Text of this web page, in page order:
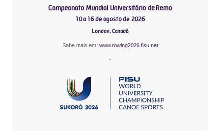
Campeonato Mundial Universitário de Remo
10 a 16 de agosto de 2026
London, Canadá
Sabe mais em: www.rowing2026.fisu.net
-